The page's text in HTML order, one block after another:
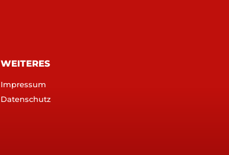
WEITERES
Impressum
Datenschutz